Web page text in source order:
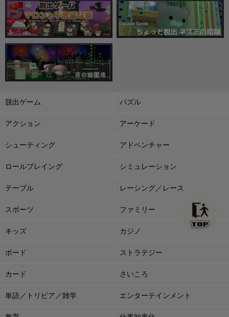
脱出ゲーム パズル
アクション アーケード
シューティング アドベンチャー
ロールプレイング シミュレーション
テーブル レーシング／レース
スポーツ ファミリー
キッズ カジノ
ボード ストラテジー
カード さいころ
単語／トリビア／雑学 エンターテインメント